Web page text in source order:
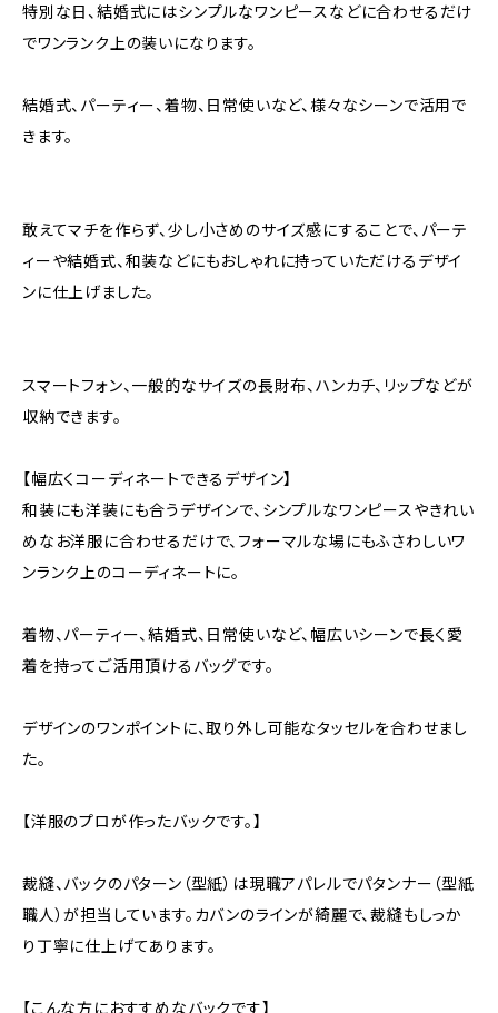
特別な日、結婚式にはシンプルなワンピースなどに合わせるだけ
でワンランク上の装いになります。
結婚式、パーティー、着物、日常使いなど、様々なシーンで活用で
きます。
敢えてマチを作らず、少し小さめのサイズ感にすることで、パーテ
ィーや結婚式、和装などにもおしゃれに持っていただけるデザイ
ンに仕上げました。
スマートフォン、一般的なサイズの長財布、ハンカチ、リップなどが
収納できます。
【幅広くコーディネートできるデザイン】
和装にも洋装にも合うデザインで、シンプルなワンピースやきれい
めなお洋服に合わせるだけで、フォーマルな場にもふさわしいワ
ンランク上のコーディネートに。
着物、パーティー、結婚式、日常使いなど、幅広いシーンで長く愛
着を持ってご活用頂けるバッグです。
デザインのワンポイントに、取り外し可能なタッセルを合わせまし
た。
【洋服のプロが作ったバックです。】
裁縫、バックのパターン（型紙）は現職アパレルでパタンナー（型紙
職人）が担当しています。カバンのラインが綺麗で、裁縫もしっか
り丁寧に仕上げてあります。
【こんな方におすすめなバックです】